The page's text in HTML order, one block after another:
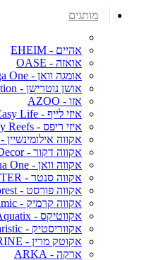
מותגים
אהיים - EHEIM
אואזה - OASE
אומגה וואן - Omega One
אושן נוטרישן - Ocean Nutrition
אזו - AZOO
איזי לייף - Easy Life
איזי ריפס - Easy Reefs
אקווה אילומינשיין - AI Aqua Illumination
אקווה דקור - Aqua Decor
אקווה וואן - Aqua One
אקווה סנטר - AQUA CENTER
אקווה פורסט - Aqua Forest
אקווה קרמיק - Aqua Ceramic
אקווטיקס - Aquatix
אקווריסטיק - Aquaristic
אקוטק מרין - ECOTECH MARINE
ארקה - ARKA